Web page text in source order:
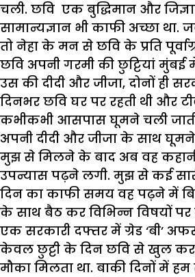
चली. छवि एक बुद्धिमान और
सामान्यज्ञान भी काफी अच्छा
तो नेहा के मन से छवि के प्रति
छवि अपनी गरमी की छुट्टियां मुंबई
उस की दीदी और जीजा, दोनों ही
दिनभर छवि घर पर रहती थी और
कभीकभी आसपास घूमने चली जाती
अपनी दीदी और जीजा के साथ घूमने
मुझ से मिलने के बाद अब वह
उपन्यास पढ़ने लगी. मुझ से कई
दिन का काफी समय वह पढ़ने में
के साथ बैठ कर विभिन्न विषयों
एक सरकारी दफ्तर में ग्रेड ‘बी’
केवल छुट्टी के दिन छवि से खुल
मौका मिलता था. बाकी दिनों में